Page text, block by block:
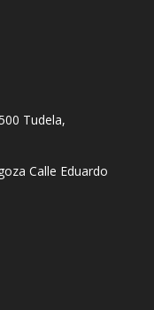
Tudela,
Calle Eduardo